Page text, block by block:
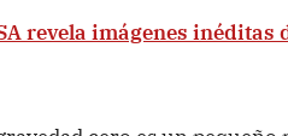
revela imágenes inéditas